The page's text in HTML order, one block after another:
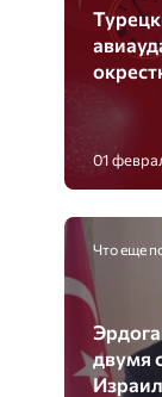
01
Что еще
двумя